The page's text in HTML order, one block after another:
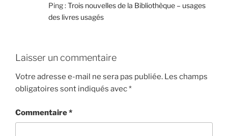
Ping :Trois nouvelles de la Bibliothèque – usages
des livres usagés
Laisser un commentaire
Votre adresse e-mail ne sera pas publiée. Les champs
obligatoires sont indiqués avec*
Commentaire*